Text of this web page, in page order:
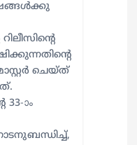
ചെയ്ത്
33-ാം